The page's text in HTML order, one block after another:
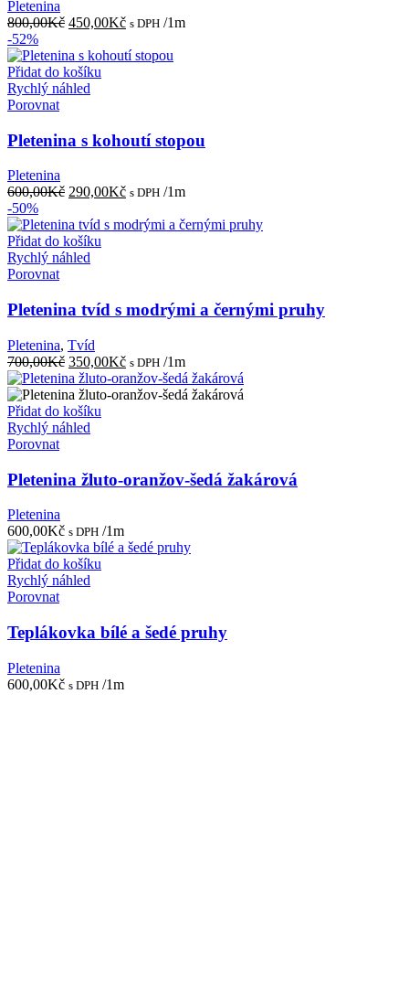
Pletenina
800,00Kč Původní
byla:
800,00Kč.
450,00KčAktuální
je:
s DPH /1m
-52%
Přidat do košíku
Rychlý náhled
Porovnat
Pletenina s kohoutí stopou
Pletenina
600,00Kč Původní
byla:
600,00Kč.
290,00KčAktuální
je:
s DPH /1m
-50%
Přidat do košíku
Rychlý náhled
Porovnat
Pletenina tvíd s modrými a černými pruhy
Pletenina, Tvíd
700,00Kč Původní
cena
byla:
700,00Kč.
350,00KčAktuální
cena
je:
s DPH /1m
Přidat do košíku
Rychlý náhled
Porovnat
Pletenina žluto-oranžov-šedá žakárová
Pletenina
600,00Kč s DPH /1m
Přidat do košíku
Rychlý náhled
Porovnat
Teplákovka bílé a šedé pruhy
Pletenina
600,00Kč s DPH /1m